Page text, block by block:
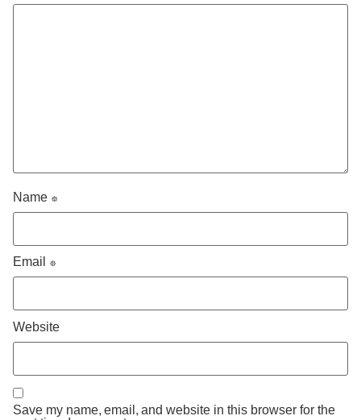
Name *
Email *
Website
Save my name, email, and website in this browser for the